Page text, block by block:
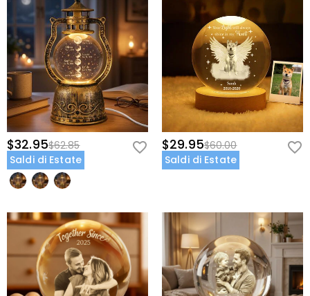
$32.95$62.85
Saldi di Estate
$29.95$60.00
Saldi di Estate